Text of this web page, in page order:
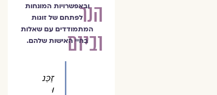
הנר
וביום
ובאפשרויות המונחות
לפתחם של זוגות
המתמודדים עם שאלות
בחיי האישות שלהם.
זַכֵּנ